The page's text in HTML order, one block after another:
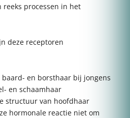
processen in het
deze receptoren
baard- en borsthaar bij jongens
en schaamhaar
structuur van hoofdhaar
hormonale reactie niet om